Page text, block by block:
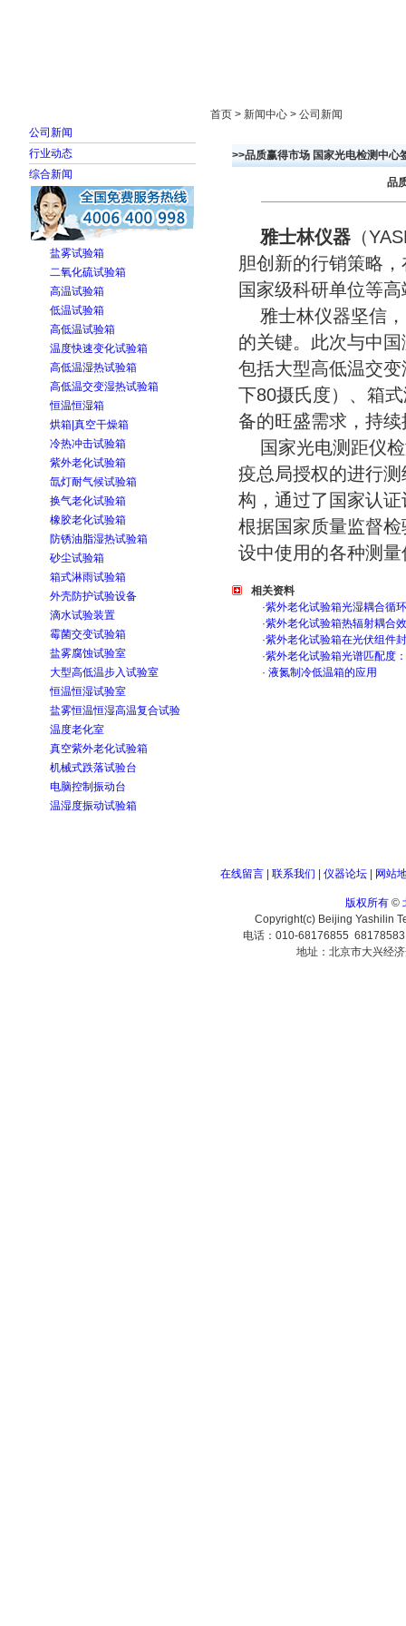
公司新闻
行业动态
综合新闻
盐雾试验箱
二氧化硫试验箱
高温试验箱
低温试验箱
高低温试验箱
温度快速变化试验箱
高低温湿热试验箱
高低温交变湿热试验箱
恒温恒湿箱
烘箱|真空干燥箱
冷热冲击试验箱
紫外老化试验箱
氙灯耐气候试验箱
换气老化试验箱
橡胶老化试验箱
防锈油脂湿热试验箱
砂尘试验箱
箱式淋雨试验箱
外壳防护试验设备
滴水试验装置
霉菌交变试验箱
盐雾腐蚀试验室
大型高低温步入试验室
恒温恒湿试验室
盐雾恒温恒湿高温复合试验
温度老化室
真空紫外老化试验箱
机械式跌落试验台
电脑控制振动台
温湿度振动试验箱
首页 > 新闻中心 > 公司新闻
>>品质赢得市场 国家光电检测中心
品
雅士林仪器（
胆创新的行销策略
国家级科研单位等
雅士林仪器坚信，
的关键。此次与中
包括大型高低温交
下80摄氏度）、箱
备的旺盛需求，持
国家光电测距仪检
疫总局授权的进行
构，通过了国家认
根据国家质量监督
设中使用的各种测
相关资料
·紫外老化试验箱光湿耦合循
·紫外老化试验箱热辐射耦合
·紫外老化试验箱在光伏组件
·紫外老化试验箱光谱匹配度
· 液氮制冷低温箱的应用
在线留言| 联系我们 仪器论坛| 网站
版权所有©
Copyright(c) Beijing Yashilin
电话：010-68176855
地址：北京市大兴经